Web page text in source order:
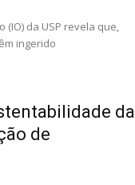
(IO) da USP revela que,
ingerido
da
de